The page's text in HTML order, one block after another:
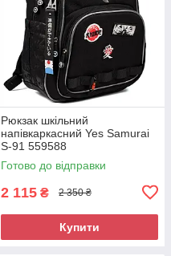
Рюкзак шкільний
напівкаркасний Yes Samurai
S-91 559588
Готово до відправки
2 115 ₴ 2 350 ₴
Купити